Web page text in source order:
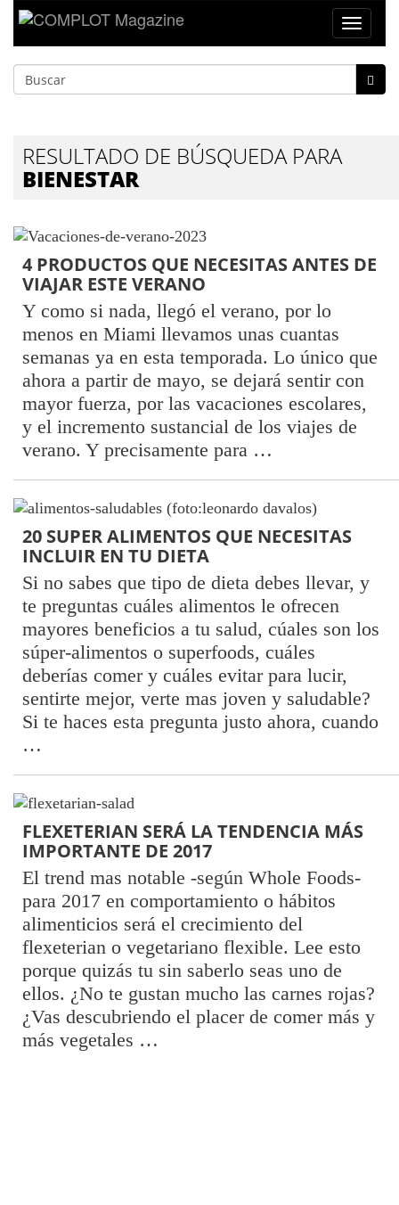
Toggle
RESULTADO DE BÚSQUEDA PARA
BIENESTAR
4 PRODUCTOS QUE NECESITAS ANTES DE
VIAJAR ESTE VERANO
Y como si nada, llegó el verano, por lo
menos en Miami llevamos unas cuantas
semanas ya en esta temporada. Lo único que
ahora a partir de mayo, se dejará sentir con
mayor fuerza, por las vacaciones escolares,
y el incremento sustancial de los viajes de
verano. Y precisamente para …
20 SUPER ALIMENTOS QUE NECESITAS
INCLUIR EN TU DIETA
Si no sabes que tipo de dieta debes llevar, y
te preguntas cuáles alimentos le ofrecen
mayores beneficios a tu salud, cúales son los
súper-alimentos o superfoods, cuáles
deberías comer y cuáles evitar para lucir,
sentirte mejor, verte mas joven y saludable?
Si te haces esta pregunta justo ahora, cuando
…
FLEXETERIAN SERÁ LA TENDENCIA MÁS
IMPORTANTE DE 2017
El trend mas notable -según Whole Foods-
para 2017 en comportamiento o hábitos
alimenticios será el crecimiento del
flexeterian o vegetariano flexible. Lee esto
porque quizás tu sin saberlo seas uno de
ellos. ¿No te gustan mucho las carnes rojas?
¿Vas descubriendo el placer de comer más y
más vegetales …